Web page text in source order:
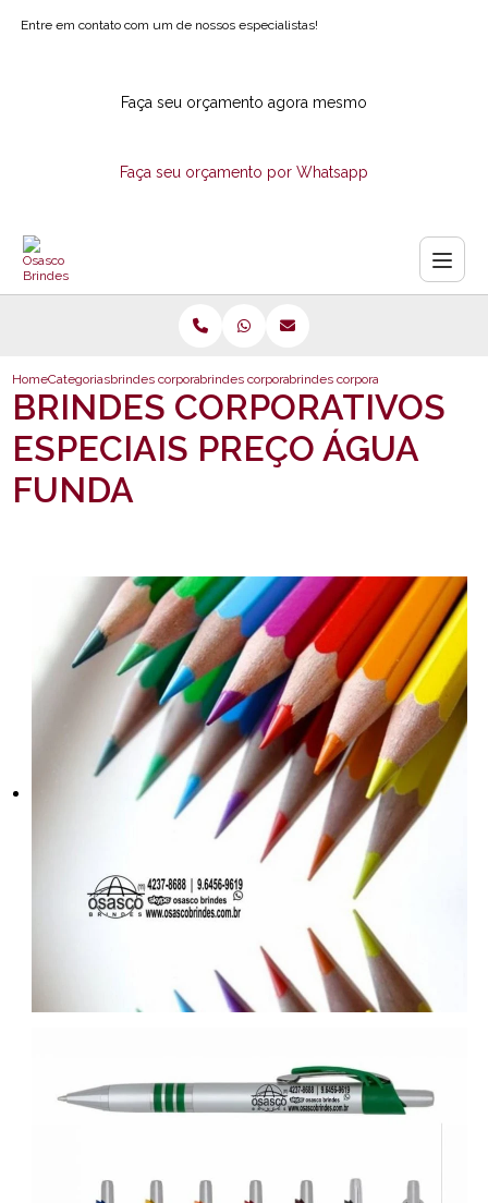
Entre em contato com um de nossos especialistas!
Faça seu orçamento agora mesmo
Faça seu orçamento por Whatsapp
HomeCategoriasbrindes corporativosbrindes corporativos ecologicosbrindes corporativos especiais
BRINDES CORPORATIVOS
ESPECIAIS PREÇO ÁGUA
FUNDA